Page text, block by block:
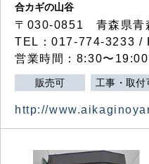
合カギの山谷
〒030-0851 青森県青
TEL：017-774-3233 /
営業時間：8:30〜
販売可 工事・取付
http://